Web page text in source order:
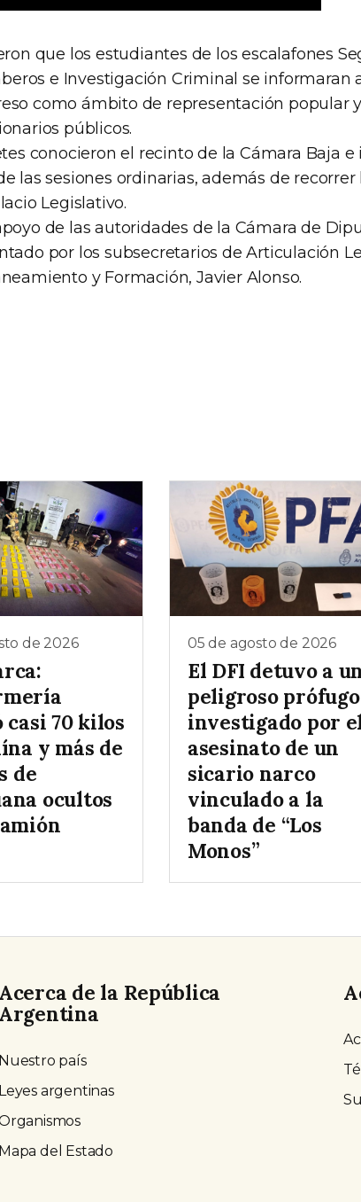
que los estudiantes de los escalafones
e Investigación Criminal se informaran
como ámbito de representación popular
públicos.
conocieron el recinto de la Cámara Baja e
las sesiones ordinarias, además de recorrer
Legislativo.
de las autoridades de la Cámara de
por los subsecretarios de Articulación
y Formación, Javier Alonso.
de 2026
casi 70 kilos
y más de
de
ocultos
05 de agosto de 2026
El DFI detuvo a
peligroso prófugo
investigado por
asesinato de un
sicario narco
vinculado a la
banda de “Los
Monos”
Acerca de la República
Argentina
Nuestro país
Leyes argentinas
Mapa del Estado